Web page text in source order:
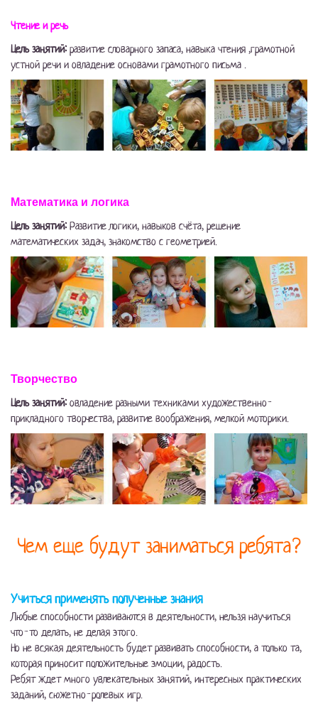
Чтение и речь
Цель занятий: развитие словарного запаса, навыка чтения ,грамотной
устной речи и овладение основами грамотного письма .
Математика и логика
Цель занятий: Развитие логики, навыков счёта, решение
математических задач, знакомство с геометрией.
Творчество
Цель занятий: овладение разными техниками художественно-
прикладного творчества, развитие воображения, мелкой моторики.
Чем еще будут заниматься ребята?
Учиться применять полученные знания
Любые способности развиваются в деятельности, нельзя научиться
что-то делать, не делая этого.
Но не всякая деятельность будет развивать способности, а только та,
которая приносит положительные эмоции, радость.
Ребят ждет много увлекательных занятий, интересных практических
заданий, сюжетно-ролевых игр.